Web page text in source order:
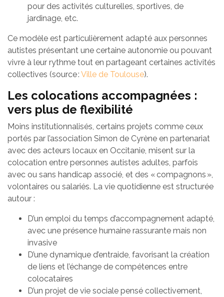
pour des activités culturelles, sportives, de
jardinage, etc.
Ce modèle est particulièrement adapté aux personnes
autistes présentant une certaine autonomie ou pouvant
vivre à leur rythme tout en partageant certaines activités
collectives (source : Ville de Toulouse).
Les colocations accompagnées :
vers plus de flexibilité
Moins institutionnalisés, certains projets comme ceux
portés par l’association Simon de Cyrène en partenariat
avec des acteurs locaux en Occitanie, misent sur la
colocation entre personnes autistes adultes, parfois
avec ou sans handicap associé, et des « compagnons »,
volontaires ou salariés. La vie quotidienne est structurée
autour :
D’un emploi du temps d’accompagnement adapté,
avec une présence humaine rassurante mais non
invasive
D’une dynamique d’entraide, favorisant la création
de liens et l’échange de compétences entre
colocataires
D’un projet de vie sociale pensé collectivement,